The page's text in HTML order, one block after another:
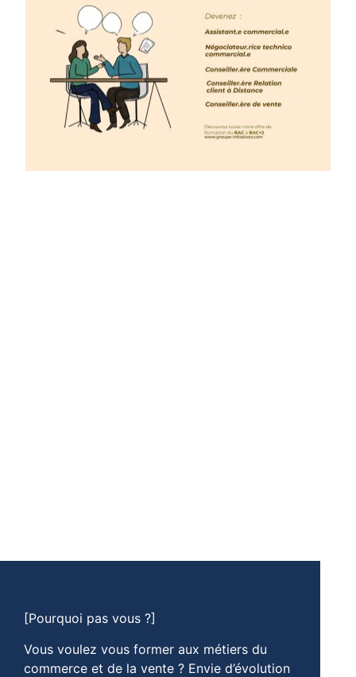
[Pourquoi pas vous ?]
Vous voulez vous former aux métiers du
commerce et de la vente ? Envie d’évolution